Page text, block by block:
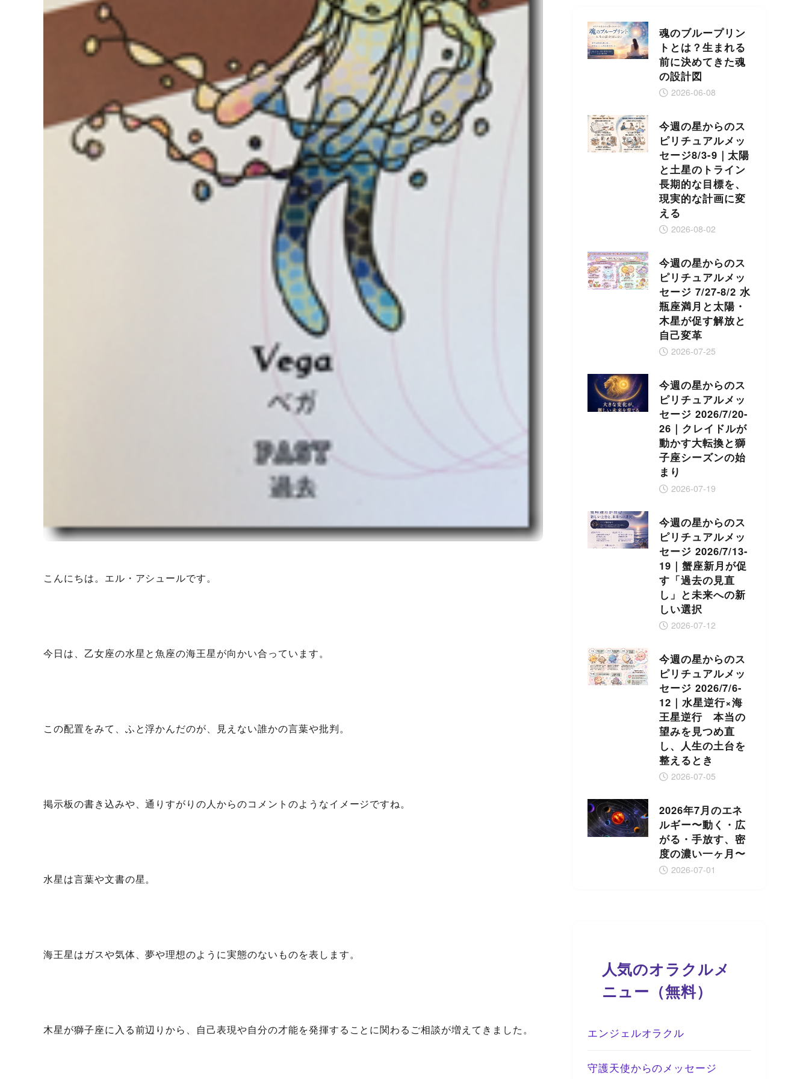
こんにちは。エル・アシュールです。
今日は、乙女座の水星と魚座の海王星が向かい合っています。
この配置をみて、ふと浮かんだのが、見えない誰かの言葉や批判。
掲示板の書き込みや、通りすがりの人からのコメントのようなイメージですね。
水星は言葉や文書の星。
海王星はガスや気体、夢や理想のように実態のないものを表します。
木星が獅子座に入る前辺りから、自己表現や自分の才能を発揮することに関わるご相談が増えてきました。
魂のブループリン
トとは？生まれる
前に決めてきた魂
の設計図
2026-06-08
今週の星からのス
ピリチュアルメッ
セージ8/3-9｜太陽
と土星のトライン
長期的な目標を、
現実的な計画に変
える
2026-08-02
今週の星からのス
ピリチュアルメッ
セージ 7/27-8/2 水
瓶座満月と太陽・
木星が促す解放と
自己変革
2026-07-25
今週の星からのス
ピリチュアルメッ
セージ 2026/7/20-
26｜クレイドルが
動かす大転換と獅
子座シーズンの始
まり
2026-07-19
今週の星からのス
ピリチュアルメッ
セージ 2026/7/13-
19｜蟹座新月が促
す「過去の見直
し」と未来への新
しい選択
2026-07-12
今週の星からのス
ピリチュアルメッ
セージ 2026/7/6-
12｜水星逆行×海
王星逆行 本当の
望みを見つめ直
し、人生の土台を
整えるとき
2026-07-05
2026年7月のエネ
ルギー〜動く・広
がる・手放す、密
度の濃い一ヶ月〜
2026-07-01
人気のオラクルメ
ニュー（無料）
エンジェルオラクル
守護天使からのメッセージ